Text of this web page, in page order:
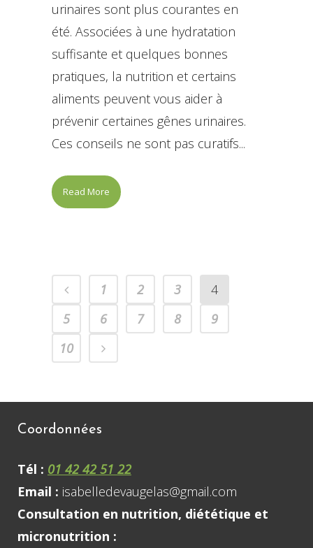
urinaires sont plus courantes en
été. Associées à une hydratation
suffisante et quelques bonnes
pratiques, la nutrition et certains
aliments peuvent vous aider à
prévenir certaines gênes urinaires.
Ces conseils ne sont pas curatifs...
Read More
1 2 3
4
5
6 7 8
9
10
Coordonnées
Tél : 01 42 42 51 22
Email : isabelledevaugelas@gmail.com
Consultation en nutrition, diététique et
micronutrition :